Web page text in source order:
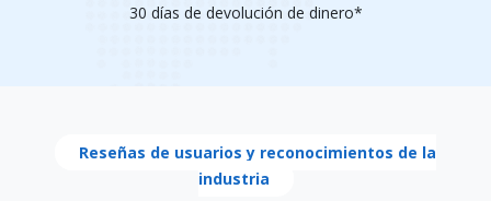
30 días de devolución de dinero*
Reseñas de usuarios y reconocimientos de la
industria